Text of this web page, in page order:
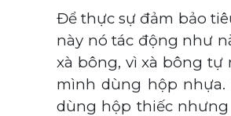
Để thực sự đảm bảo
này nó tác động như
xà bông, vì xà bông tự
mình dùng hộp
dùng hộp thiếc